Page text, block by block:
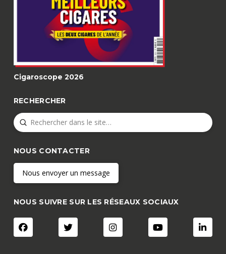
Cigaroscope 2026
RECHERCHER
Search
Submit
NOUS CONTACTER
Nous envoyer un message
NOUS SUIVRE SUR LES RÉSEAUX SOCIAUX